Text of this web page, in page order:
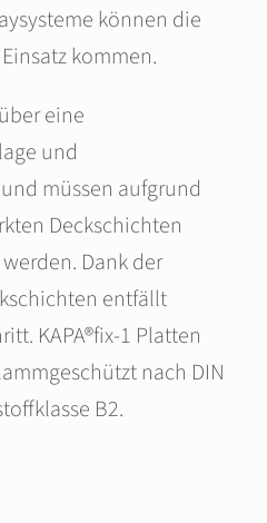
können die
kommen.
eine
und
müssen aufgrund
Deckschichten
Dank der
entfällt
KAPA®fix‑1 Platten
nach DIN
B2.